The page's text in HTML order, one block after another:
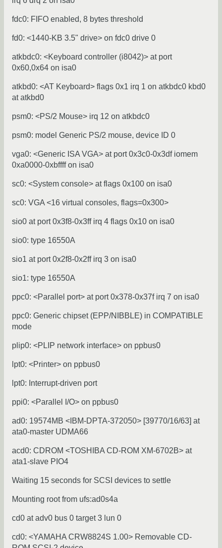
fdc0: FIFO enabled, 8 bytes threshold
fd0: <1440-KB 3.5" drive> on fdc0 drive 0
atkbdc0: <Keyboard controller (i8042)> at port
0x60,0x64 on isa0
atkbd0: <AT Keyboard> flags 0x1 irq 1 on atkbdc0 kbd0
at atkbd0
psm0: <PS/2 Mouse> irq 12 on atkbdc0
psm0: model Generic PS/2 mouse, device ID 0
vga0: <Generic ISA VGA> at port 0x3c0-0x3df iomem
0xa0000-0xbffff on isa0
sc0: <System console> at flags 0x100 on isa0
sc0: VGA <16 virtual consoles, flags=0x300>
sio0 at port 0x3f8-0x3ff irq 4 flags 0x10 on isa0
sio0: type 16550A
sio1 at port 0x2f8-0x2ff irq 3 on isa0
sio1: type 16550A
ppc0: <Parallel port> at port 0x378-0x37f irq 7 on isa0
ppc0: Generic chipset (EPP/NIBBLE) in COMPATIBLE
mode
plip0: <PLIP network interface> on ppbus0
lpt0: <Printer> on ppbus0
lpt0: Interrupt-driven port
ppi0: <Parallel I/O> on ppbus0
ad0: 19574MB <IBM-DPTA-372050> [39770/16/63] at
ata0-master UDMA66
acd0: CDROM <TOSHIBA CD-ROM XM-6702B> at
ata1-slave PIO4
Waiting 15 seconds for SCSI devices to settle
Mounting root from ufs:ad0s4a
cd0 at adv0 bus 0 target 3 lun 0
cd0: <YAMAHA CRW8824S 1.00> Removable CD-